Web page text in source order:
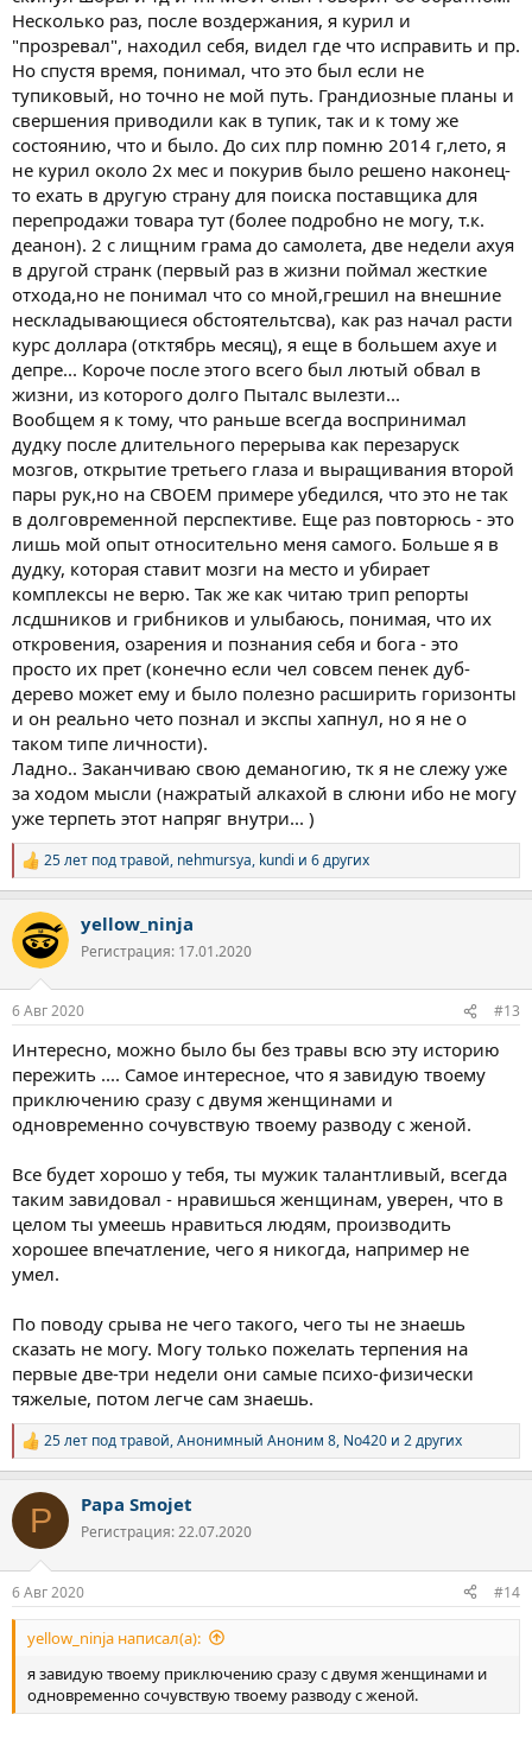
еще я со своими любовницами (о которых она не знает, но
догадывается).
Дом превращается в обитель кошмара. Очень плохо всем, в
том числе и детям, коих у меня двое.
Жена уезжает отдыхать, я остаюсь с детьми. Все налаживается,
мы живем с детьми отлично, я встречаюсь с двумя
женщинами, курю как не в себя (для них это оказывается
слишком, я вынужден скрывать от них свои красные глаза и
невнятные речи).
Жена возвращается отдохнувшей и счастливой. Может, у нее
тоже был курортный роман, не знаю, меня это уже не волнует.
Понимаю окончательно, что наши отношения закончились.
Я ухожу в очередной раз, теперь уже с окончательным
намерением завершить отношения.
Так проходит июль. Под конец месяца у меня заканчиваются
силы и начинаются проблемы по всем фронтам - классика
жанра для любителя покурить травы. Начинаются попытки
завязать, но я не продерживаюсь и дня, под вечер стандартно
накурен.
Начинается август. Вместе с ним приходят новые проблемы по
всем фронтам, от бизнеса до здоровья, я понимаю, что дно
пробито.
Наступает самое лучшее моё время для завязки - время
отчаяния.
Сегодня2-й денькак я не курю. Я почти счастлив, потому что
снова вступил на путь чистоты.
Состояние начинает закономерно ухудшаться: социофобия,
тревога, слабость, нежелание что-либо делать и кого-то
видеть.
Моим двум женщинам я не могу рассказать, что происходит на
самом деле, приходится врать и изворачиваться. Стараюсь не
видиться с ними и не общаться, потому что я сейчас жалок и
меня тошнит от себя.
Они воспринимают это как мое охлаждение и попытки слиться,
что причиняет им боль и еще сильнее расшатывает мою итак
изнасилованную марафоном психику.
Им обеим плохо, жене плохо, детям плохо, мне плохо - итог
пары месяцев сомнительного кайфа (кайфа?).
К себе испытываю презрение, фоном идет легкое отчаяние и
надвигающаяся депрессия, вагончик катится под откос.
Это вкратце.
Сухой остаток, почему покурил? Потому что было слишком
хорошо и спокойно.
Из этого срыва вынес заключение, что я конченный наркоман,
но сдаваться не намерен, буду бороться за каждый день
чистоты. Сожалею о том, что когда-то мне дали попробовать
эту чудо-траву. Правы были все эти бездарные
пропагандистские плакатики, которые верещали, что
достаточно один раз попробовать наркотики. Мне хватило
одного раза, 20 лет назад.
Радует то, что по опыту прошлых разов я, скорее всего, не
сорвусь. Несколько месяцев, точно, пока будет люто
кошмарить.
Хорошо, что есть этот форум и Вы. Больше мне некуда пойти и
некому рассказать все начистоту.
Читаю про успехи других и меня это радует. Хочется кричать:
Жизнь хороша без наркотиков.
Neduem.
Несколько раз, после воздержания, я курил и
"прозревал", находил себя, видел где что исправить и пр.
Но спустя время, понимал, что это был если не
тупиковый, но точно не мой путь. Грандиозные планы и
свершения приводили как в тупик, так и к тому же
состоянию, что и было. До сих плр помню 2014 г,лето, я
не курил около 2х мес и покурив было решено наконец-
то ехать в другую страну для поиска поставщика для
перепродажи товара тут (более подробно не могу, т.к.
деанон). 2 с лищним грама до самолета, две недели ахуя
в другой странк (первый раз в жизни поймал жесткие
отхода,но не понимал что со мной,грешил на внешние
нескладывающиеся обстоятельтсва), как раз начал расти
курс доллара (отктябрь месяц), я еще в большем ахуе и
депре... Короче после этого всего был лютый обвал в
жизни, из которого долго Пыталс вылезти...
Вообщем я к тому, что раньше всегда воспринимал
дудку после длительного перерыва как перезаруск
мозгов, открытие третьего глаза и выращивания второй
пары рук,но на СВОЕМ примере убедился, что это не так
в долговременной перспективе. Еще раз повторюсь - это
лишь мой опыт относительно меня самого. Больше я в
дудку, которая ставит мозги на место и убирает
комплексы не верю. Так же как читаю трип репорты
лсдшников и грибников и улыбаюсь, понимая, что их
откровения, озарения и познания себя и бога - это
просто их прет (конечно если чел совсем пенек дуб-
дерево может ему и было полезно расширить горизонты
и он реально чето познал и экспы хапнул, но я не о
таком типе личности).
Ладно.. Заканчиваю свою деманогию, тк я не слежу уже
за ходом мысли (нажратый алкахой в слюни ибо не могу
уже терпеть этот напряг внутри... )
Р
е
к
ц
и
25 лет под травой, nehmursya, kundi и 6 других
yellow_ninja
Регистрация: 17.01.2020
6 Авг 2020 #13
Интересно, можно было бы без травы всю эту историю
пережить .... Самое интересное, что я завидую твоему
приключению сразу с двумя женщинами и
одновременно сочувствую твоему разводу с женой.
Все будет хорошо у тебя, ты мужик талантливый, всегда
таким завидовал - нравишься женщинам, уверен, что в
целом ты умеешь нравиться людям, производить
хорошее впечатление, чего я никогда, например не
умел.
По поводу срыва не чего такого, чего ты не знаешь
сказать не могу. Могу только пожелать терпения на
первые две-три недели они самые психо-физически
тяжелые, потом легче сам знаешь.
Р
е
к
и
25 лет под травой,Анонимный Аноним 8, No420 и 2 других
P Papa Smojet
Регистрация: 22.07.2020
6 Авг 2020 #14
yellow_ninja написал(а):
я завидую твоему приключению сразу с двумя женщинами и
одновременно сочувствую твоему разводу с женой.